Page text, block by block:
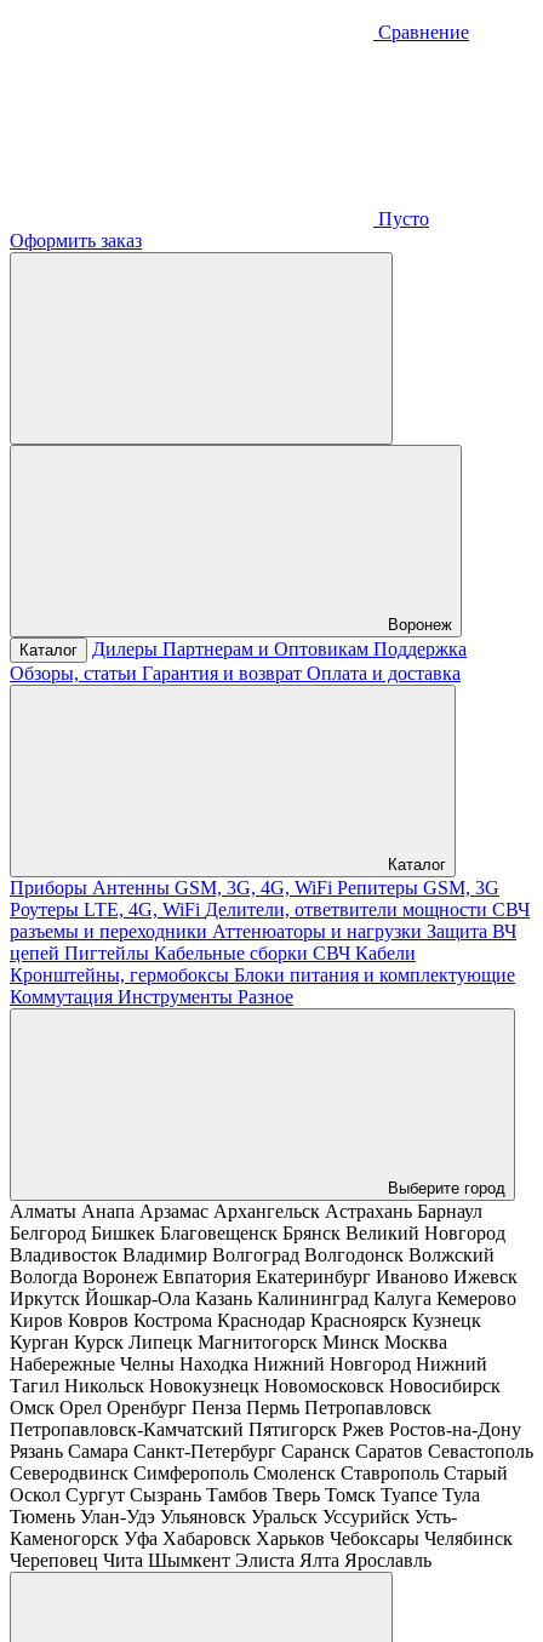
Сравнение
Пусто
Оформить заказ
Воронеж
Каталог
Дилеры Партнерам и Оптовикам Поддержка
Обзоры, статьи Гарантия и возврат Оплата и доставка
Каталог
Приборы Антенны GSM, 3G, 4G, WiFi Репитеры GSM, 3G
Роутеры LTE, 4G, WiFi Делители, ответвители мощности СВЧ
разъемы и переходники Аттенюаторы и нагрузки Защита ВЧ
цепей Пигтейлы Кабельные сборки СВЧ Кабели
Кронштейны, гермобоксы Блоки питания и комплектующие
Коммутация Инструменты Разное
Выберите город
Алматы Анапа Арзамас Архангельск Астрахань Барнаул
Белгород Бишкек Благовещенск Брянск Великий Новгород
Владивосток Владимир Волгоград Волгодонск Волжский
Вологда Воронеж Евпатория Екатеринбург Иваново Ижевск
Иркутск Йошкар-Ола Казань Калининград Калуга Кемерово
Киров Ковров Кострома Краснодар Красноярск Кузнецк
Курган Курск Липецк Магнитогорск Минск Москва
Набережные Челны Находка Нижний Новгород Нижний
Тагил Никольск Новокузнецк Новомосковск Новосибирск
Омск Орел Оренбург Пенза Пермь Петропавловск
Петропавловск-Камчатский Пятигорск Ржев Ростов-на-Дону
Рязань Самара Санкт-Петербург Саранск Саратов Севастополь
Северодвинск Симферополь Смоленск Ставрополь Старый
Оскол Сургут Сызрань Тамбов Тверь Томск Туапсе Тула
Тюмень Улан-Удэ Ульяновск Уральск Уссурийск Усть-
Каменогорск Уфа Хабаровск Харьков Чебоксары Челябинск
Череповец Чита Шымкент Элиста Ялта Ярославль